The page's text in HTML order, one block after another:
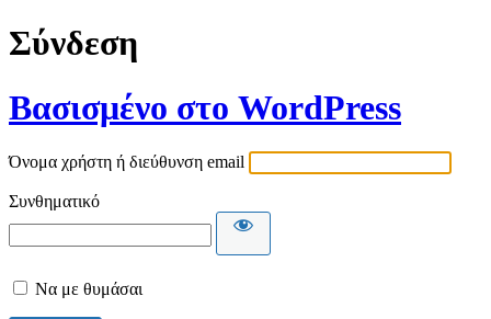
Σύνδεση
Βασισμένο στο WordPress
Όνομα χρήστη ή διεύθυνση email
Συνθηματικό
Να με θυμάσαι